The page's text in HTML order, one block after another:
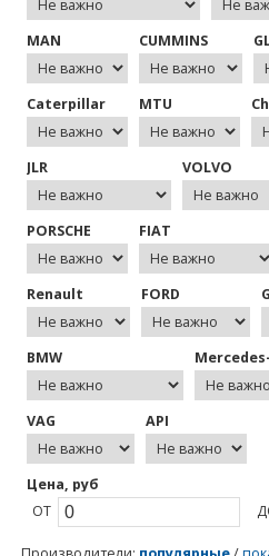
MAN CUMMINS
Caterpillar MTU
JLR VOLVO
PORSCHE FIAT
Renault FORD
BMW
VAG API
Цена, руб
ОТ